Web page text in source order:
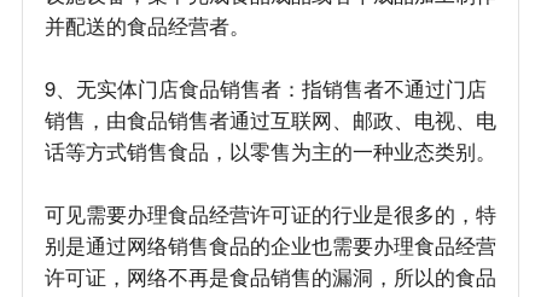
并配送的食品经营者。
9、无实体门店食品销售者：指销售者不通过门店
销售，由食品销售者通过互联网、邮政、电视、电
话等方式销售食品，以零售为主的一种业态类别。
可见需要办理食品经营许可证的行业是很多的，特
别是通过网络销售食品的企业也需要办理食品经营
许可证，网络不再是食品销售的漏洞，所以的食品